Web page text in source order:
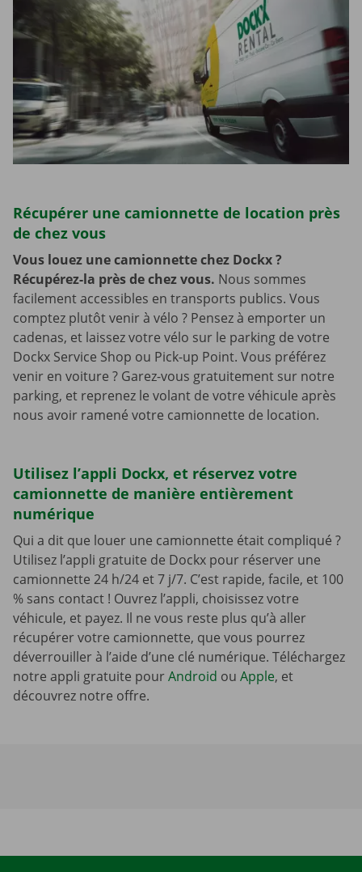
Récupérer une camionnette de location près
de chez vous
Vous louez une camionnette chez Dockx ?
Récupérez-la près de chez vous. Nous sommes
facilement accessibles en transports publics. Vous
comptez plutôt venir à vélo ? Pensez à emporter un
cadenas, et laissez votre vélo sur le parking de votre
Dockx Service Shop ou Pick-up Point. Vous préférez
venir en voiture ? Garez-vous gratuitement sur notre
parking, et reprenez le volant de votre véhicule après
nous avoir ramené votre camionnette de location.
Utilisez l’appli Dockx, et réservez votre
camionnette de manière entièrement
numérique
Qui a dit que louer une camionnette était compliqué ?
Utilisez l’appli gratuite de Dockx pour réserver une
camionnette 24 h/24 et 7 j/7. C’est rapide, facile, et 100
% sans contact ! Ouvrez l’appli, choisissez votre
véhicule, et payez. Il ne vous reste plus qu’à aller
récupérer votre camionnette, que vous pourrez
déverrouiller à l’aide d’une clé numérique. Téléchargez
notre appli gratuite pourAndroid ou Apple, et
découvrez notre offre.